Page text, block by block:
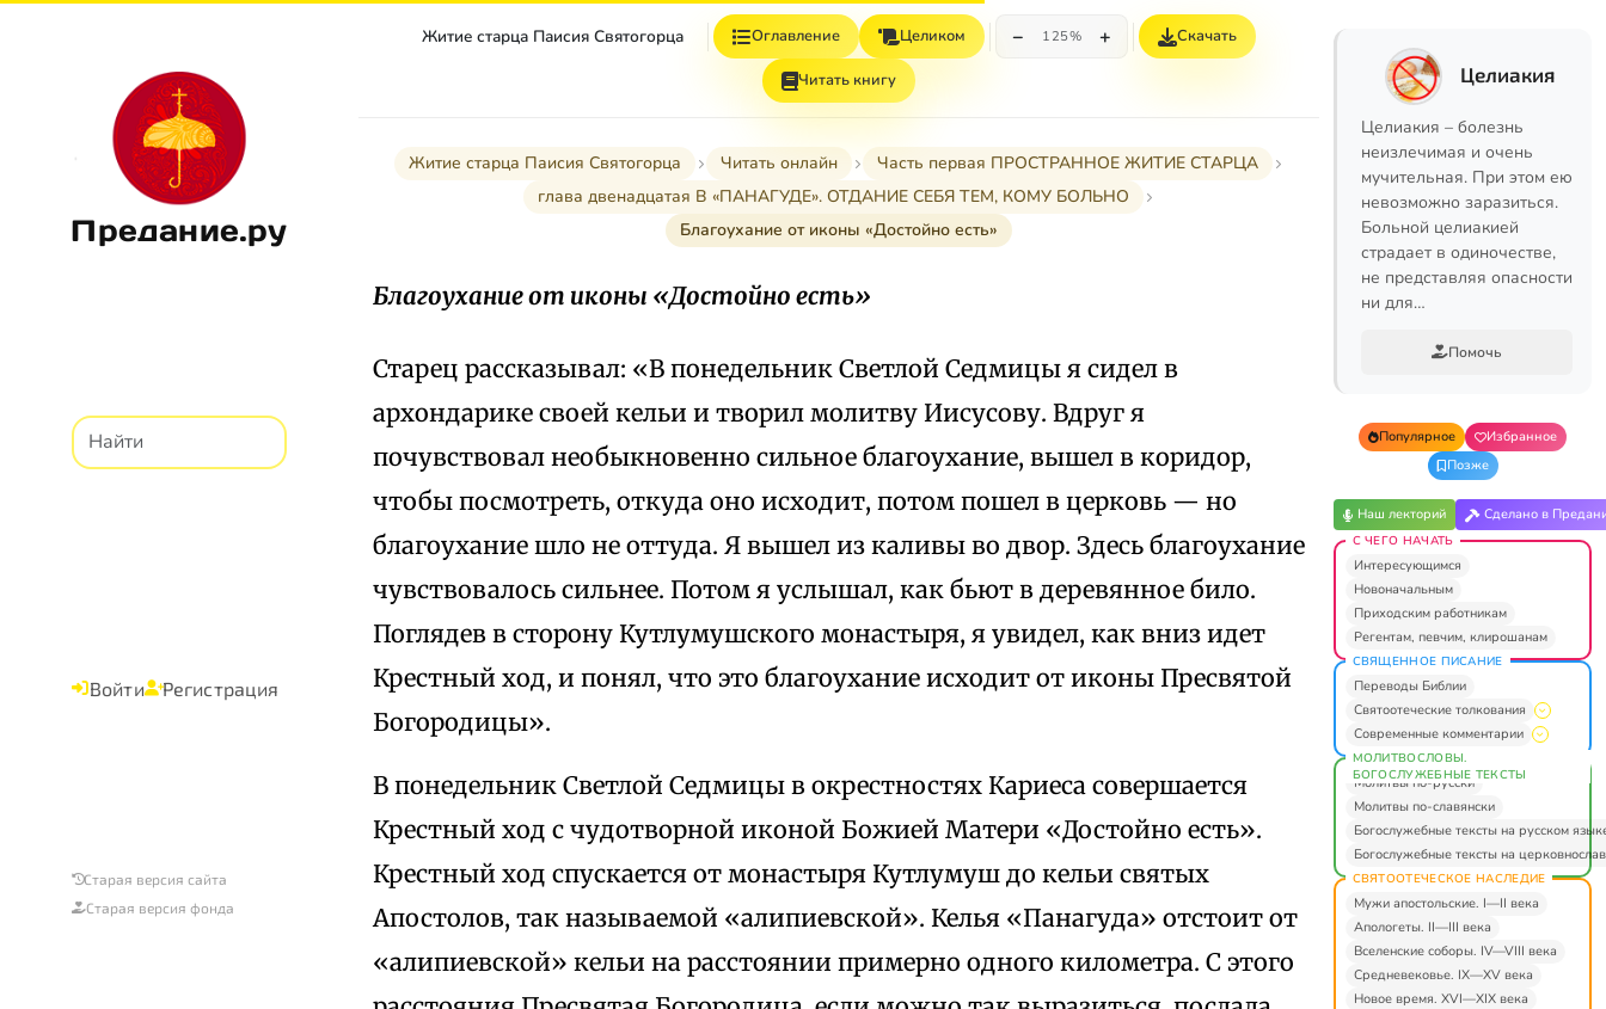
Предание.ру
Войти Регистрация
Старая версия сайта
Старая версия фонда
Житие старца Паисия Святогорца Оглавление Целиком − 125% + Скачать
Читать книгу
Житие старца Паисия Святогорца Читать онлайн
Часть первая ПРОСТРАННОЕ ЖИТИЕ СТАРЦА
глава двенадцатая В «ПАНАГУДЕ». ОТДАНИЕ СЕБЯ ТЕМ, КОМУ БОЛЬНО
Благоухание от иконы «Достойно есть»
Благоухание от иконы «Достойно есть»
Старец рассказывал: «В понедельник Светлой Седмицы я сидел в
архондарике своей кельи и творил молитву Иисусову. Вдруг я
почувствовал необыкновенно сильное благоухание, вышел в коридор,
чтобы посмотреть, откуда оно исходит, потом пошел в церковь — но
благоухание шло не оттуда. Я вышел из каливы во двор. Здесь благоухание
чувствовалось сильнее. Потом я услышал, как бьют в деревянное било.
Поглядев в сторону Кутлумушского монастыря, я увидел, как вниз идет
Крестный ход, и понял, что это благоухание исходит от иконы Пресвятой
Богородицы».
В понедельник Светлой Седмицы в окрестностях Кариеса совершается
Крестный ход с чудотворной иконой Божией Матери «Достойно есть».
Крестный ход спускается от монастыря Кутлумуш до кельи святых
Апостолов, так называемой «алипиевской». Келья «Панагуда» отстоит от
«алипиевской» кельи на расстоянии примерно одного километра. С этого
Целиакия
Целиакия – болезнь
неизлечимая и очень
мучительная. При этом ею
невозможно заразиться.
Больной целиакией
страдает в одиночестве,
не представляя опасности
ни для…
Помочь
Популярное
Избранное
Позже
Наш лекторий Сделано в
С ЧЕГО НАЧАТЬ
Интересующимся
Новоначальным
Приходским работникам
Регентам, певчим, клирошанам
СВЯЩЕННОЕ ПИСАНИЕ
Переводы Библии
Святоотеческие толкования
Современные комментарии
МОЛИТВОСЛОВЫ.
БОГОСЛУЖЕБНЫЕ ТЕКСТЫ
Молитвы по-русски
Молитвы по-славянски
Богослужебные тексты на русском
Богослужебные тексты на
СВЯТООТЕЧЕСКОЕ НАСЛЕДИЕ
Мужи апостольские. I—II века
Апологеты. II—III века
Вселенские соборы. IV—VIII века
Средневековье. IX—XV века
Новое время. XVI—XIX века